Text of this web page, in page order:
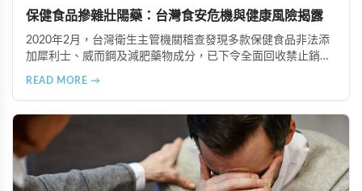
保健食品摻雜壯陽藥：台灣食安危機與健康風險揭露
2020年2月，台灣衛生主管機關稽查發現多款保健食品非法添
加犀利士、威而鋼及減肥藥物成分，已下令全面回收禁止銷
READ MORE →